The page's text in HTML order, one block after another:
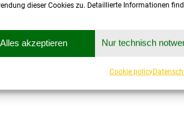
dieser Cookies zu. Detaillierte Informationen
Alles akzeptieren Nur technisch
Cookie policy